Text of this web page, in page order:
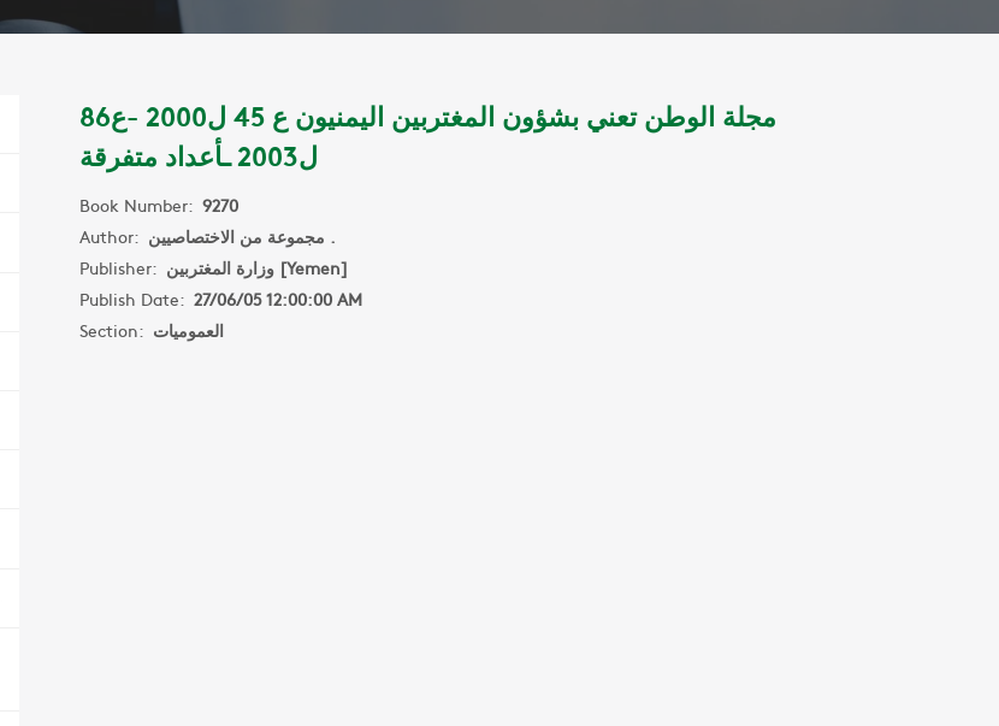
مجلة الوطن تعني بشؤون المغتربين اليمنيون ع 45 ل2000 -ع86
ل2003 ـأعداد متفرقة
Book Number: 9270
Author:
مجموعة من الاختصاصيين .
Publisher:
وزارة المغتربين [Yemen]
Publish Date: 27/06/05 12:00:00 AM
Section: العموميات